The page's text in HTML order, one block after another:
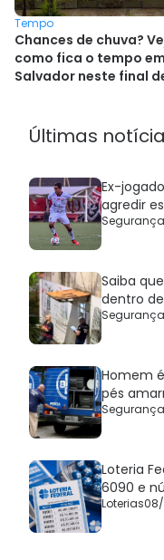
Tempo
Chances de chuva?
como fica o tempo em
Salvador neste final
Últimas
Ex-
agredir
Segurança
Saiba
dentro
Segurança
Homem
pés
Segurança
Loteria
6090 e
Loterias